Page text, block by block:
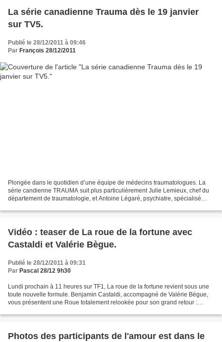
La série canadienne Trauma dès le 19 janvier
sur TV5.
Publié le 28/12/2011 à 09:46
Par François 28/12/2011
Plongée dans le quotidien d’une équipe de médecins traumatologues. La
série candienne TRAUMA suit plus particulièrement Julie Lemieux, chef du
département de traumatologie, et Antoine Légaré, psychiatre, spécialisé
Vidéo : teaser de La roue de la fortune avec
Castaldi et Valérie Bègue.
Publié le 28/12/2011 à 09:31
Par Pascal 28/12 9h30
Lundi prochain à 11 heures sur TF1, La roue de la fortune revient sous une
toute nouvelle formule. Benjamin Castaldi, accompagné de Valérie Bègue,
vous présentent une Roue totalement relookée pour son grand retour :
Photos des participants de l'amour est dans le